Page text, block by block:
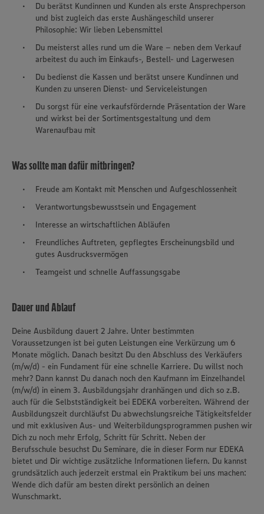
Du berätst Kundinnen und Kunden als erste Ansprechperson
und bist zugleich das erste Aushängeschild unserer
Philosophie: Wir lieben Lebensmittel
Du meisterst alles rund um die Ware – neben dem Verkauf
arbeitest du auch im Einkaufs-, Bestell- und Lagerwesen
Du bedienst die Kassen und berätst unsere Kundinnen und
Kunden zu unseren Dienst- und Serviceleistungen
Du sorgst für eine verkaufsfördernde Präsentation der Ware
und wirkst bei der Sortimentsgestaltung und dem
Warenaufbau mit
Was sollte man dafür mitbringen?
Freude am Kontakt mit Menschen und Aufgeschlossenheit
Verantwortungsbewusstsein und Engagement
Interesse an wirtschaftlichen Abläufen
Freundliches Auftreten, gepflegtes Erscheinungsbild und
gutes Ausdrucksvermögen
Teamgeist und schnelle Auffassungsgabe
Dauer und Ablauf
Deine Ausbildung dauert 2 Jahre. Unter bestimmten
Voraussetzungen ist bei guten Leistungen eine Verkürzung um 6
Monate möglich. Danach besitzt Du den Abschluss des Verkäufers
(m/w/d) - ein Fundament für eine schnelle Karriere. Du willst noch
mehr? Dann kannst Du danach noch den Kaufmann im Einzelhandel
(m/w/d) in einem 3. Ausbildungsjahr dranhängen und dich so z.B.
auch für die Selbstständigkeit bei EDEKA vorbereiten. Während der
Ausbildungszeit durchläufst Du abwechslungsreiche Tätigkeitsfelder
und mit exklusiven Aus- und Weiterbildungsprogrammen pushen wir
Dich zu noch mehr Erfolg, Schritt für Schritt. Neben der
Berufsschule besuchst Du Seminare, die in dieser Form nur EDEKA
bietet und Dir wichtige zusätzliche Informationen liefern. Du kannst
grundsätzlich auch jederzeit erstmal ein Praktikum bei uns machen:
Wende dich dafür am besten direkt persönlich an deinen
Wunschmarkt.